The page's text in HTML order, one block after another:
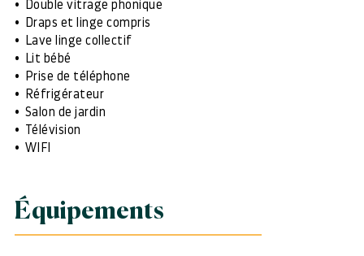
Double vitrage phonique
Draps et linge compris
Lave linge collectif
Lit bébé
Prise de téléphone
Réfrigérateur
Salon de jardin
Télévision
WIFI
Équipements